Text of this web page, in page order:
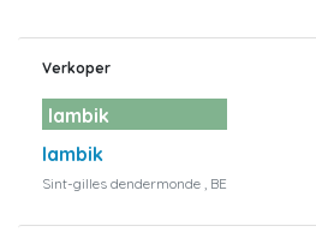
Verkoper
lambik
lambik
Sint-gilles dendermonde , BE